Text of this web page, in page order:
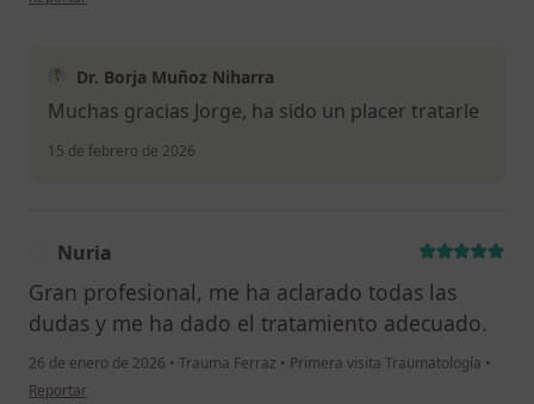
Dr. Borja Muñoz Niharra
Muchas gracias Jorge, ha sido un placer tratarle
15 de febrero de 2026
Nuria
Gran profesional, me ha aclarado todas las
dudas y me ha dado el tratamiento adecuado.
26 de enero de 2026 • Trauma Ferraz • Primera visita Traumatología •
en opinión del usuario Nuria
Reportar